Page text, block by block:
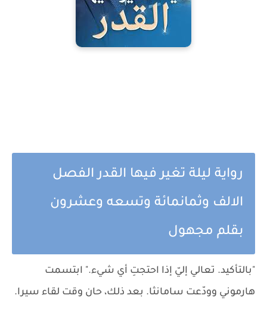
رواية ليلة تغير فيها القدر الفصل
الالف وثمانمائة وتسعه وعشرون
بقلم مجهول
"بالتأكيد. تعالي إليّ إذا احتجتِ أي شيء." ابتسمت
هارموني وودّعت سامانثا. بعد ذلك، حان وقت لقاء سيرا.